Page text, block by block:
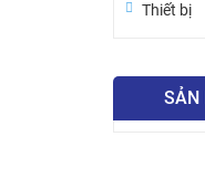
Thiết bị
SẢN